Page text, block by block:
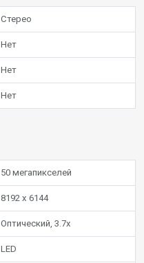
Стерео
Нет
Нет
Нет
50 мегапикселей
8192 x 6144
Оптический, 3.7x
LED